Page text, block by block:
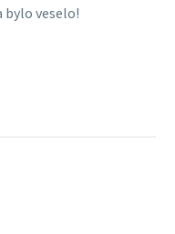
bylo veselo!